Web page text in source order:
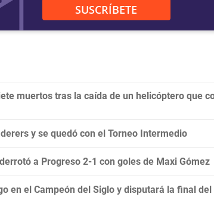
SUSCRÍBETE
muertos tras la caída de un helicóptero que
y se quedó con el Torneo Intermedio
a Progreso 2-1 con goles de Maxi Gómez
en el Campeón del Siglo y disputará la final